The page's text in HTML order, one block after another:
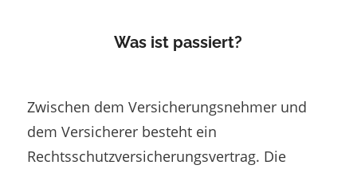
Was ist passiert?
Zwischen dem Versicherungsnehmer und
dem Versicherer besteht ein
Rechtsschutzversicherungsvertrag. Die